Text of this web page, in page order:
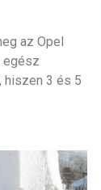
az Opel
egész
hiszen 3 és 5